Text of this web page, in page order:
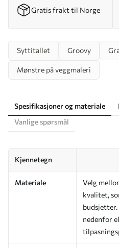
Gratis frakt til Norge
Syttitallet Groovy
Mønstre på veggmaleri
Spesifikasjoner og materiale
Vanlige spørsmål
Kjennetegn
Materiale
Velg
kvalitet,
nedenfor